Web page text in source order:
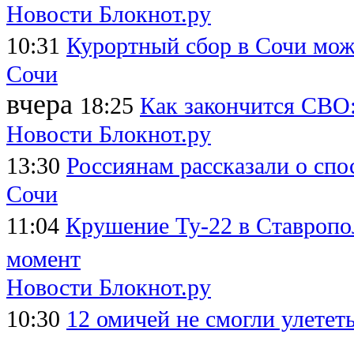
Новости Блокнот.ру
10:31 Курортный сбор в Сочи
Сочи
вчера 18:25 Как закончится
Новости Блокнот.ру
13:30 Россиянам рассказали о
Сочи
11:04 Крушение Ту-22 в
момент
Новости Блокнот.ру
10:30 12 омичей не смогли